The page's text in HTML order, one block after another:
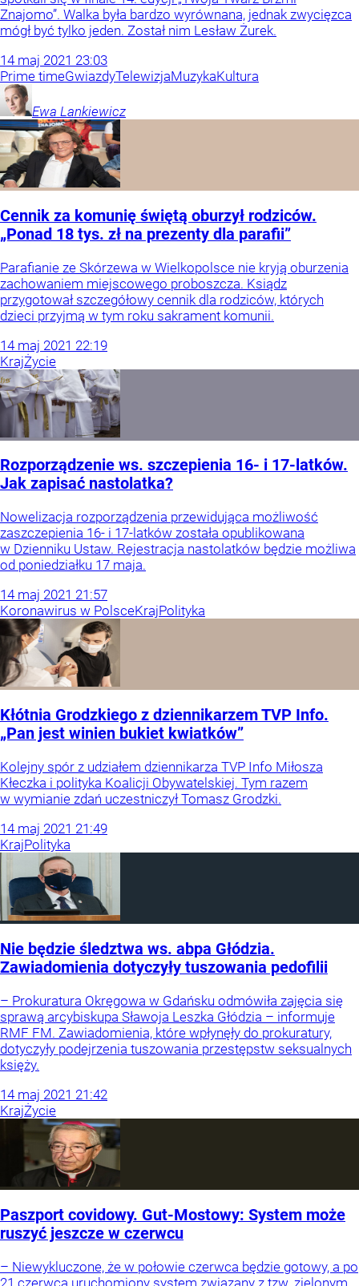
Znajomo”. Walka była bardzo wyrównana, jednak zwycięzca
mógł być tylko jeden. Został nim Lesław Żurek.
14 maj 2021 23:03
Prime timeGwiazdyTelewizjaMuzykaKultura
Ewa Lankiewicz
Cennik za komunię świętą oburzył rodziców.
„Ponad 18 tys. zł na prezenty dla parafii”
Parafianie ze Skórzewa w Wielkopolsce nie kryją oburzenia
zachowaniem miejscowego proboszcza. Ksiądz
przygotował szczegółowy cennik dla rodziców, których
dzieci przyjmą w tym roku sakrament komunii.
14 maj 2021 22:19
KrajŻycie
Rozporządzenie ws. szczepienia 16- i 17-latków.
Jak zapisać nastolatka?
Nowelizacja rozporządzenia przewidująca możliwość
zaszczepienia 16- i 17-latków została opublikowana
w Dzienniku Ustaw. Rejestracja nastolatków będzie możliwa
od poniedziałku 17 maja.
14 maj 2021 21:57
Koronawirus w PolsceKrajPolityka
Kłótnia Grodzkiego z dziennikarzem TVP Info.
„Pan jest winien bukiet kwiatków”
Kolejny spór z udziałem dziennikarza TVP Info Miłosza
Kłeczka i polityka Koalicji Obywatelskiej. Tym razem
w wymianie zdań uczestniczył Tomasz Grodzki.
14 maj 2021 21:49
KrajPolityka
Nie będzie śledztwa ws. abpa Głódzia.
Zawiadomienia dotyczyły tuszowania pedofilii
– Prokuratura Okręgowa w Gdańsku odmówiła zajęcia się
sprawą arcybiskupa Sławoja Leszka Głódzia – informuje
RMF FM. Zawiadomienia, które wpłynęły do prokuratury,
dotyczyły podejrzenia tuszowania przestępstw seksualnych
księży.
14 maj 2021 21:42
KrajŻycie
Paszport covidowy. Gut-Mostowy: System może
ruszyć jeszcze w czerwcu
– Niewykluczone, że w połowie czerwca będzie gotowy, a po
21 czerwca uruchomiony system związany z tzw. zielonym